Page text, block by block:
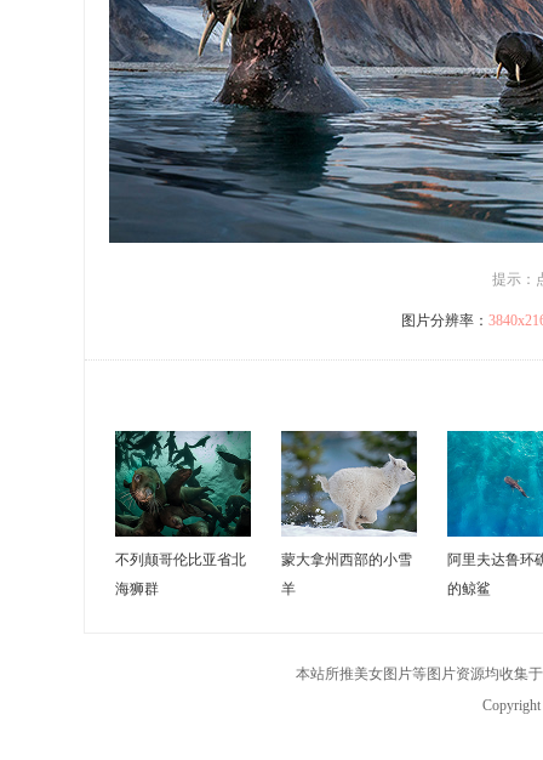
提示：
图片分辨率：
不列颠哥伦比亚省北
海狮群
蒙大拿州西部的小雪
羊
阿里夫达鲁环
的鲸鲨
本站所推美女图片等图片资源均收集